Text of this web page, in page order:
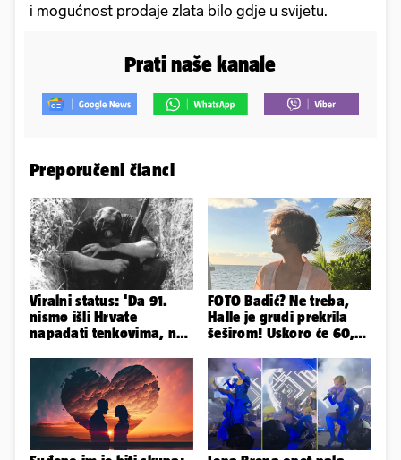
i mogućnost prodaje zlata bilo gdje u svijetu.
Prati naše kanale
Preporučeni članci
Viralni status: 'Da 91.
nismo išli Hrvate
napadati tenkovima, ne
traktorima'
FOTO Badić? Ne treba,
Halle je grudi prekrila
šeširom! Uskoro će 60,